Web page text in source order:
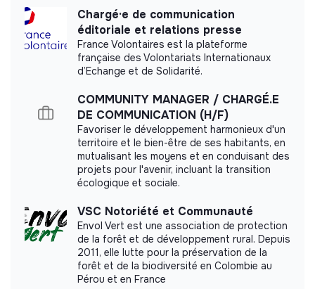
Website
Company
< 15 persons
Real estate
Impact study
Marie Marie Menuiserie did not yet communicate
its impact measurement.
Labels and certifications
This structure did not communicate to us the
labels or certifications that it was able to obtain.
Chargé·e de communication
éditoriale et relations presse
France Volontaires est la plateforme
française des Volontariats Internationaux
d’Echange et de Solidarité.
COMMUNITY MANAGER / CHARGÉ.E
DE COMMUNICATION (H/F)
Favoriser le développement harmonieux d'un
territoire et le bien-être de ses habitants, en
mutualisant les moyens et en conduisant des
projets pour l'avenir, incluant la transition
écologique et sociale.
VSC Notoriété et Communauté
Envol Vert est une association de protection
de la forêt et de développement rural. Depuis
2011, elle lutte pour la préservation de la
forêt et de la biodiversité en Colombie au
Pérou et en France